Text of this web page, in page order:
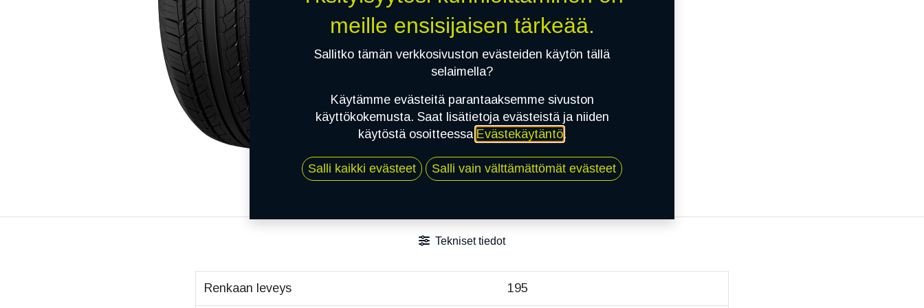
Jaa
Toimitusehdot
Tekniset tiedot
Renkaan leveys 195
meille ensisijaisen tärkeää.
Sallitko tämän verkkosivuston evästeiden käytön tällä
selaimella?
Käytämme evästeitä parantaaksemme sivuston
käyttökokemusta. Saat lisätietoja evästeistä ja niiden
käytöstä osoitteessa Evästekäytäntö.
Salli kaikki evästeet Salli vain välttämättömät evästeet